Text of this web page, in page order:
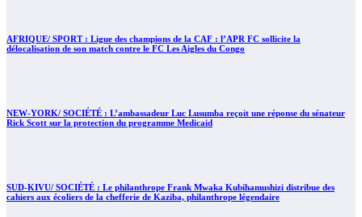
AFRIQUE/ SPORT : Ligue des champions de la CAF : l’APR FC sollicite la
délocalisation de son match contre le FC Les Aigles du Congo
NEW-YORK/ SOCIÉTÉ : L’ambassadeur Luc Lusumba reçoit une réponse du sénateur
Rick Scott sur la protection du programme Medicaid
SUD-KIVU/ SOCIÉTÉ : Le philanthrope Frank Mwaka Kubihamushizi distribue des
cahiers aux écoliers de la chefferie de Kaziba, philanthrope légendaire